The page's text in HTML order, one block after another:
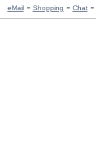
eMail- Shopping - Chat-